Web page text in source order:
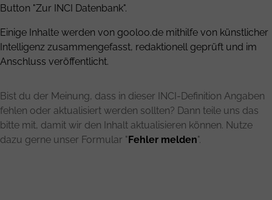
Button "Zur INCI Datenbank".
Einige Inhalte werden von gooloo.de mithilfe von künstlicher
Intelligenz zusammengefasst, redaktionell geprüft und im
Anschluss veröffentlicht.
Bist du der Meinung, dass in dieser INCI-Definition Angaben
fehlen oder aktualisiert werden sollten? Dann teile uns das
bitte mit, damit wir den Inhalt aktualisieren können. Nutze
dazu gerne unser Formular "Fehler melden".